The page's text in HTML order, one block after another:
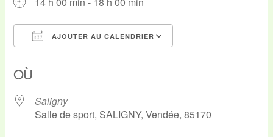
AJOUTER AU CALENDRIER
OÙ
Saligny
Salle de sport, SALIGNY, Vendée, 85170